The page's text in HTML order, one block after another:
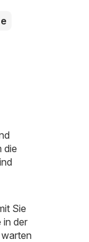
die
Sie
in der